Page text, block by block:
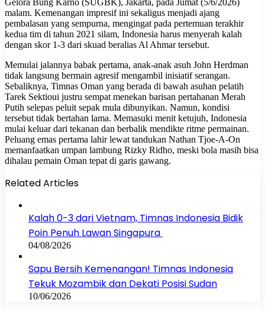
malam. Kemenangan impresif ini sekaligus menjadi ajang
pembalasan yang sempurna, mengingat pada pertemuan terakhir
kedua tim di tahun 2021 silam, Indonesia harus menyerah kalah
dengan skor 1-3 dari skuad beralias Al Ahmar tersebut.
Memulai jalannya babak pertama, anak-anak asuh John Herdman
tidak langsung bermain agresif mengambil inisiatif serangan.
Sebaliknya, Timnas Oman yang berada di bawah asuhan pelatih
Tarek Sektioui justru sempat menekan barisan pertahanan Merah
Putih selepas peluit sepak mula dibunyikan. Namun, kondisi
tersebut tidak bertahan lama. Memasuki menit ketujuh, Indonesia
mulai keluar dari tekanan dan berbalik mendikte ritme permainan.
Peluang emas pertama lahir lewat tandukan Nathan Tjoe-A-On
memanfaatkan umpan lambung Rizky Ridho, meski bola masih bisa
dihalau pemain Oman tepat di garis gawang.
Related Articles
Kalah 0-3 dari Vietnam, Timnas Indonesia Bidik
Poin Penuh Lawan Singapura
04/08/2026
Sapu Bersih Kemenangan! Timnas Indonesia
Tekuk Mozambik dan Dekati Posisi Sudan
10/06/2026